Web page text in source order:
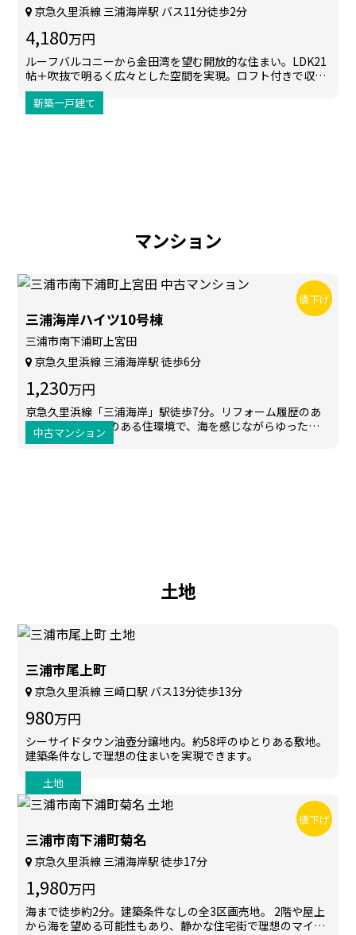
新築一戸建て
京急久里浜線 三浦海岸駅 バス11分徒歩2分
4,180万円
ルーフバルコニーから金田湾を望む開放的な住まい。LDK21
帖＋吹抜で明るく広々とした空間を実現。ロフト付きで収納
力も確保。カースペース並列3台可、耐震等級3＋制震ダンパ
ー搭載の安心住宅です。
マンション
中古マンション
三浦海岸ハイツ10号棟
三浦市南下浦町上宮田
京急久里浜線 三浦海岸駅 徒歩6分
1,230万円
京急久里浜線「三浦海岸」駅徒歩7分。リフォーム履歴のあ
る3LDK。開放感のある住環境で、海を感じながらゆったり
と暮らせます。
値下げ
土地
土地
三浦市尾上町
京急久里浜線 三崎口駅 バス13分徒歩13分
980万円
シーサイドタウン油壺分譲地内。約58坪のゆとりある敷地。
建築条件なしで理想の住まいを実現できます。
三浦市南下浦町菊名
京急久里浜線 三浦海岸駅 徒歩17分
1,980万円
海まで徒歩約2分。建築条件なしの全3区画売地。 2階や屋上
から海を望める可能性もあり、静かな住宅街で理想のマイホ
値下げ